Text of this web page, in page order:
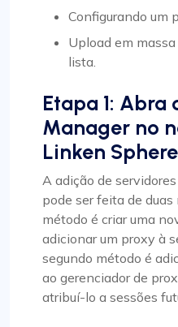
Configurando um
Upload em
lista.
Etapa 1: Abra
Manager no
Linken Sphere
A adição de
pode ser feita de
método é criar uma
adicionar um proxy à
segundo método é
ao gerenciador de
atribuí-lo a sessões